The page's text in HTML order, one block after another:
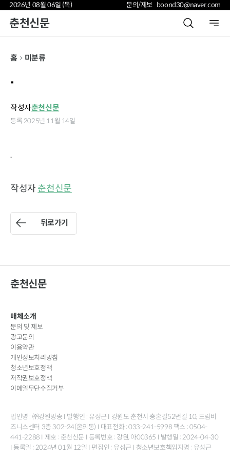
2026년 08월 06일 (목) 문의/제보 boond30@naver.com
춘천신문
홈 미분류
.
작성자춘천신문
등록 2025년 11월 14일
.
작성자 춘천신문
뒤로가기
춘천신문
매체소개
문의 및 제보
광고문의
이용약관
개인정보처리방침
청소년보호정책
저작권보호정책
이메일무단수집거부
법인명 : ㈜강원방송 I 발행인 : 유성근 I 강원도 춘천시 충혼길52번길 10, 드림비
즈니스센터 3층 302-24(온의동) I 대표전화 : 033-241-5998 팩스 : 0504-
441-2288 I 제호 : 춘천신문 I 등록번호 : 강원, 아00365 I 발행일 : 2024-04-30
I 등록일 : 2024년 01월 12일 I 편집인 : 유성근 I 청소년보호책임자명 : 유성근